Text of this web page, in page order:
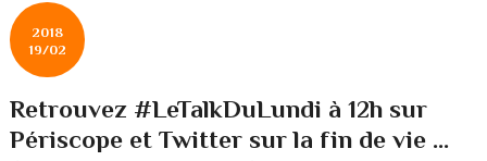
2018
19/02
Retrouvez #LeTalkDuLundi à 12h sur
Périscope et Twitter sur la fin de vie ...